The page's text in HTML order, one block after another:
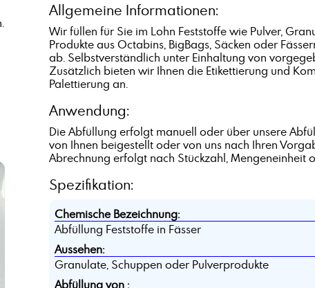
in IBC
Abfüllung pastöse
Abfüllung und
Acryl-Maleinsäure
Additiv 78_2
Alkohole, C12-15-
+ 5 EO
Alkylbenzoat
Aluminiumsulfat, Lösung
Ätzkali in Schuppen
Allgemeine Informationen:
Wir füllen für Sie im Lohn Feststoffe wie Pulver,
Produkte aus Octabins, BigBags, Säcken oder
ab. Selbstverständlich unter Einhaltung von
Zusätzlich bieten wir Ihnen die Etikettierung und
Palettierung an.
Anwendung:
Die Abfüllung erfolgt manuell oder über unsere
von Ihnen beigestellt oder von uns nach Ihren
Abrechnung erfolgt nach Stückzahl, Mengeneinheit
Spezifikation:
Chemische Bezeichnung:
Abfüllung Feststoffe in Fässer
Aussehen:
Granulate, Schuppen oder Pulverprodukte
Abfüllung von :